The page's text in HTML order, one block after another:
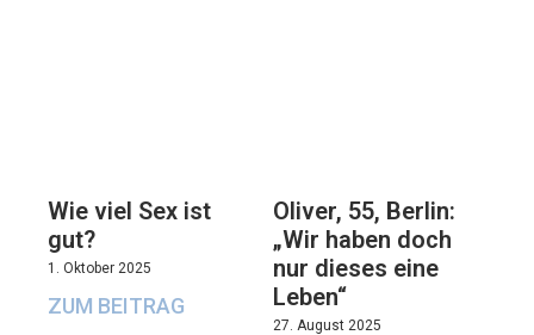
Wie viel Sex ist
gut?
1. Oktober 2025
ZUM BEITRAG
Oliver, 55, Berlin:
„Wir haben doch
nur dieses eine
Leben“
27. August 2025